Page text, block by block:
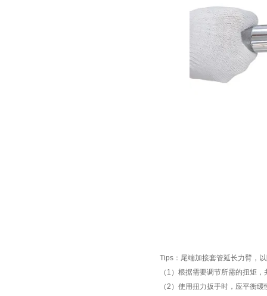
Tips ：尾端加接套管延长力臂，
（ 1 ）根据需要调节所需的扭矩
（2 ）使用扭力扳手时，应平衡